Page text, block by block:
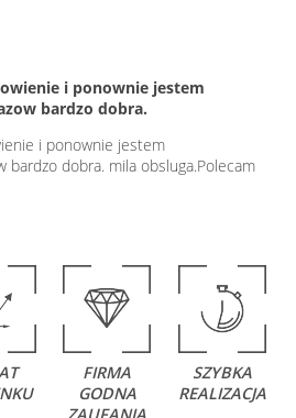
i ponownie jestem
bardzo dobra.
i ponownie jestem
bardzo dobra. mila obsluga.Polecam
FIRMA
GODNA
ZAUFANIA
SZYBKA
REALIZACJA